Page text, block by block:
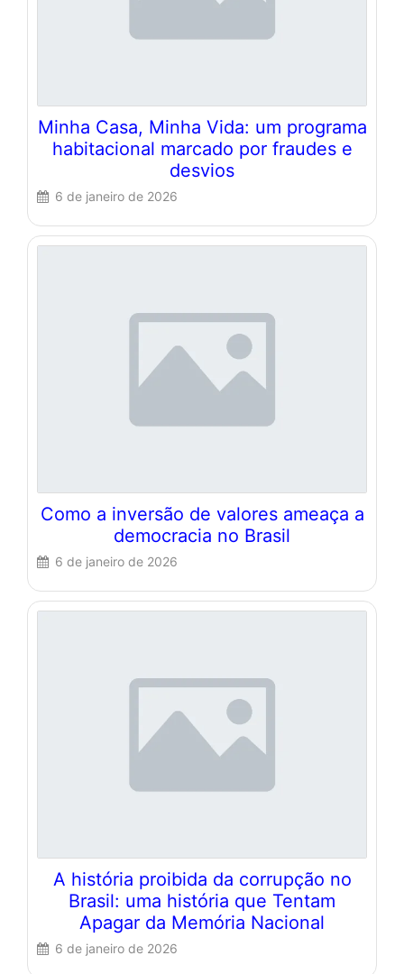
Minha Casa, Minha Vida: um programa
habitacional marcado por fraudes e
desvios
6 de janeiro de 2026
Como a inversão de valores ameaça a
democracia no Brasil
6 de janeiro de 2026
A história proibida da corrupção no
Brasil: uma história que Tentam
Apagar da Memória Nacional
6 de janeiro de 2026